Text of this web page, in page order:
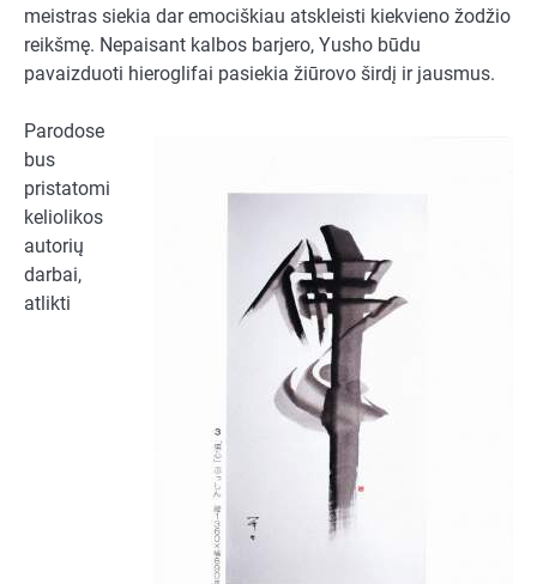
meistras siekia dar emociškiau atskleisti kiekvieno žodžio
reikšmę. Nepaisant kalbos barjero, Yusho būdu
pavaizduoti hieroglifai pasiekia žiūrovo širdį ir jausmus.
Parodose
bus
pristatomi
keliolikos
autorių
darbai,
atlikti